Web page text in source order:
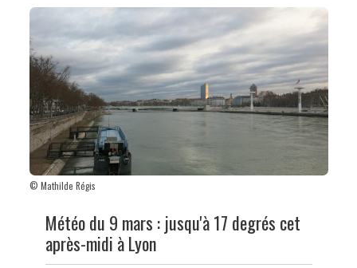
© Mathilde Régis
Météo du 9 mars : jusqu'à 17 degrés cet
après-midi à Lyon